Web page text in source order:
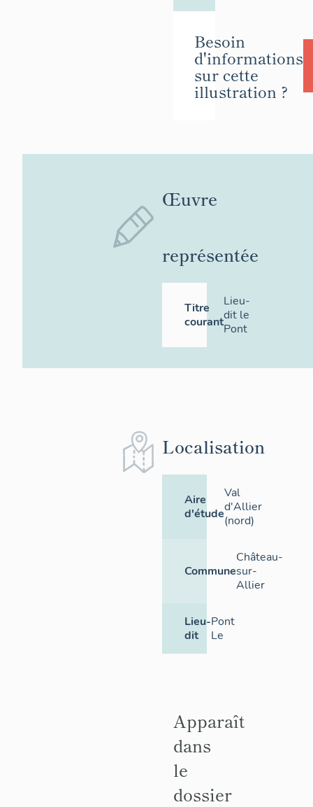
Besoin
d'informations
sur cette
illustration ?
Œuvre
représentée
Titre
courant
Lieu-
dit le
Pont
Localisation
Aire
d'étude
Val
d'Allier
(nord)
Commune
Château-
sur-
Allier
Lieu-
dit
Pont
Le
Apparaît
dans
le
dossier